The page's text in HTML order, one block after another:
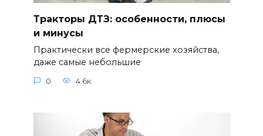
Тракторы ДТЗ: особенности, плюсы
и минусы
Практически все фермерские хозяйства,
даже самые небольшие
0 4.6к.